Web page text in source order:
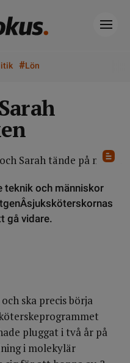
#Lön
teknik och människor
gå vidare.
ska precis börja
pluggat i två år på
i molekylär